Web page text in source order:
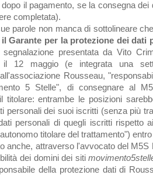
il pagamento, se la consegna dei
completata).
parole non manca di sottolineare
Garante per la protezione dei dati
presentata da Vito
il 12 maggio (e integrata una
Rousseau,
5 Stelle", di consegnare al
titolare: entrambe le posizioni
personali dei suoi iscritti (senza più
personali di quegli iscritti rispetto
titolare del trattamento")
anche, attraverso l'avvocato del M5S
dei domini dei siti
della protezione dati di